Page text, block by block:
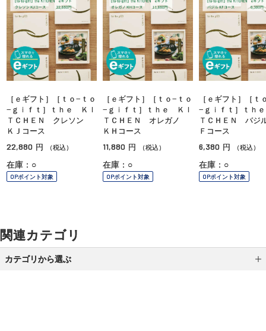
［ｅギフト］［ｔｏ−ｔｏ
−ｇｉｆｔ］ｔｈｅ ＫＩ
ＴＣＨＥＮ クレソン
ＫＪコース
22,880 円 （税込）
在庫：○
OPポイント対象
［ｅギフト］［ｔｏ−ｔｏ
−ｇｉｆｔ］ｔｈｅ ＫＩ
ＴＣＨＥＮ オレガノ
ＫＨコース
11,880 円 （税込）
在庫：○
OPポイント対象
［ｅギフト］［ｔ
−ｇｉｆｔ］ｔｈ
ＴＣＨＥＮ バジ
Ｆコース
6,380 円 （税込）
在庫：○
OPポイント対象
関連カテゴリ
カテゴリから選ぶ